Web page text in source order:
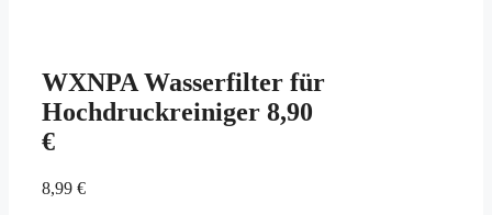
WXNPA Wasserfilter für
Hochdruckreiniger 8,90
€
8,99 €